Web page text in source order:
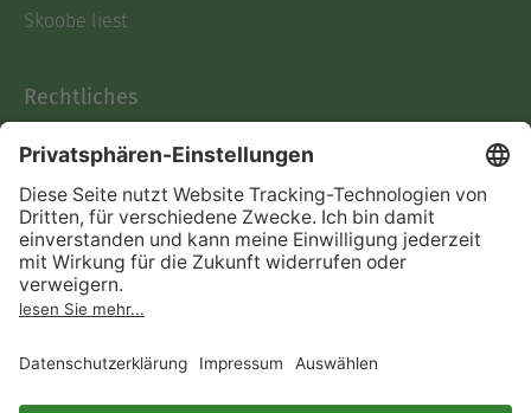
Skoobe liest
Rechtliches
AGB
Informationen nach Data
Act
Verträge hier kündigen
Impressum